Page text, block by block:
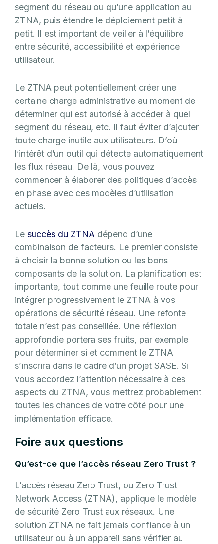
segment du réseau ou qu’une application au
ZTNA, puis étendre le déploiement petit à
petit. Il est important de veiller à l’équilibre
entre sécurité, accessibilité et expérience
utilisateur.
Le ZTNA peut potentiellement créer une
certaine charge administrative au moment de
déterminer qui est autorisé à accéder à quel
segment du réseau, etc. Il faut éviter d’ajouter
toute charge inutile aux utilisateurs. D’où
l’intérêt d’un outil qui détecte automatiquement
les flux réseau. De là, vous pouvez
commencer à élaborer des politiques d’accès
en phase avec ces modèles d’utilisation
actuels.
Le succès du ZTNA dépend d’une
combinaison de facteurs. Le premier consiste
à choisir la bonne solution ou les bons
composants de la solution. La planification est
importante, tout comme une feuille route pour
intégrer progressivement le ZTNA à vos
opérations de sécurité réseau. Une refonte
totale n’est pas conseillée. Une réflexion
approfondie portera ses fruits, par exemple
pour déterminer si et comment le ZTNA
s’inscrira dans le cadre d’un projet SASE. Si
vous accordez l’attention nécessaire à ces
aspects du ZTNA, vous mettrez probablement
toutes les chances de votre côté pour une
implémentation efficace.
Foire aux questions
Qu’est-ce que l’accès réseau Zero Trust ?
L’accès réseau Zero Trust, ou Zero Trust
Network Access (ZTNA), applique le modèle
de sécurité Zero Trust aux réseaux. Une
solution ZTNA ne fait jamais confiance à un
utilisateur ou à un appareil sans vérifier au